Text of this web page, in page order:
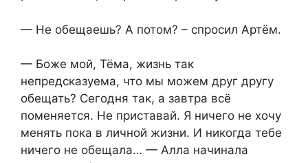
— Не обещаешь? А потом? – спросил Артём.
— Боже мой, Тёма, жизнь так
непредсказуема, что мы можем друг другу
обещать? Сегодня так, а завтра всё
поменяется. Не приставай. Я ничего не хочу
менять пока в личной жизни. И никогда тебе
ничего не обещала… — Алла начинала